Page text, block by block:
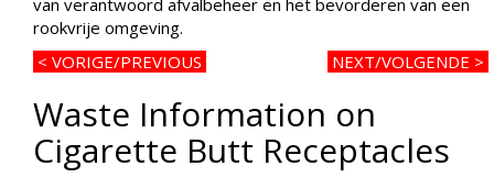
rookvrije omgeving.
< VORIGE/PREVIOUS
NEXT/VOLGENDE >
Waste Information on
Cigarette Butt Receptacles